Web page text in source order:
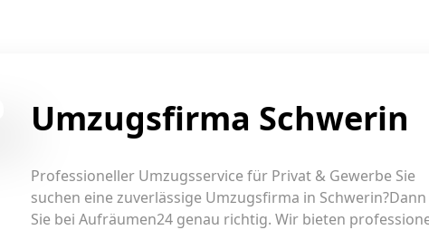
Umzugsfirma Schwerin
Professioneller Umzugsservice für Privat & Gewerbe Sie
suchen eine zuverlässige Umzugsfirma in
Sie bei Aufräumen24 genau richtig. Wir bieten